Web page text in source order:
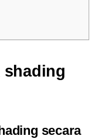
secara